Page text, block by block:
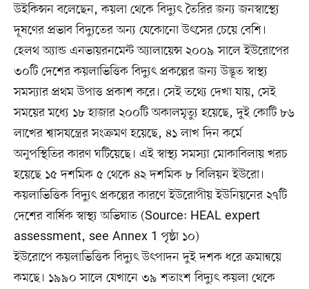
উইকিন্সন বলেছেন, কয়লা থেকে বিদ্যুৎ তৈরির জন্য জনস্বাস্থ্যে
দূষণের প্রভাব বিদ্যুতের অন্য যেকোনো উৎসের চেয়ে বেশি।
হেলথ অ্যান্ড এনভায়রনমেন্ট অ্যালায়েন্স ২০০৯ সালে ইউরোপের
৩০টি দেশের কয়লাভিত্তিক বিদ্যুৎ প্রকল্পের জন্য উদ্ভূত স্বাস্থ্য
সমস্যার প্রথম উপাত্ত প্রকাশ করে। সেই তথ্যে দেখা যায়, সেই
সময়ের মধ্যে ১৮ হাজার ২০০টি অকালমৃত্যু হয়েছে, দুই কোটি ৮৬
লাখের শ্বাসযন্ত্রের সংক্রমণ হয়েছে, ৪১ লাখ দিন কর্মে
অনুপস্থিতির কারণ ঘটিয়েছে। এই স্বাস্থ্য সমস্যা মোকাবিলায় খরচ
হয়েছে ১৫ দশমিক ৫ থেকে ৪২ দশমিক ৮ বিলিয়ন ইউরো।
কয়লাভিত্তিক বিদ্যুৎ প্রকল্পের কারণে ইউরোপীয় ইউনিয়নের ২৭টি
দেশের বার্ষিক স্বাস্থ্য অভিঘাত (Source: HEAL expert
assessment, see Annex 1 পৃষ্ঠা ১০)
ইউরোপে কয়লাভিত্তিক বিদ্যুৎ উৎপাদন দুই দশক ধরে ক্রমান্বয়ে
কমছে। ১৯৯০ সালে যেখানে ৩৯ শতাংশ বিদ্যুৎ কয়লা থেকে